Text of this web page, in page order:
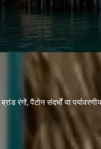
पैंटोन संदर्भों या